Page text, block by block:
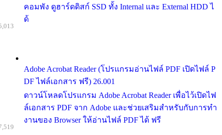
คอมพัง ดูฮาร์ดดิสก์ SSD ทั้ง Internal และ External HDD ไ
ด้
Adobe Acrobat Reader (โปรแกรมอ่านไฟล์ PDF เปิดไฟล์ P
DF ไฟล์เอกสาร ฟรี) 26.001
ดาวน์โหลดโปรแกรม Adobe Acrobat Reader เพื่อไว้เปิดไฟ
ล์เอกสาร PDF จาก Adobe และช่วยเสริมสำหรับกับการทำ
งานของ Browser ให้อ่านไฟล์ PDF ได้ ฟรี